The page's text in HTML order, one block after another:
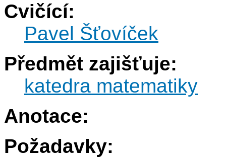
Cvičící:
Pavel Šťovíček
Předmět zajišťuje:
katedra matematiky
Anotace:
Požadavky: